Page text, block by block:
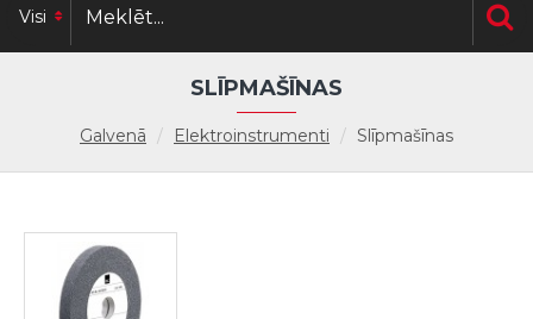
Visi
Galvenā Elektroinstrumenti Slīpmašīnas
SLĪPMAŠĪNAS